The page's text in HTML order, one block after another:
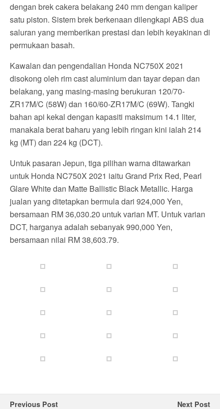
dengan brek cakera belakang 240 mm dengan kaliper
satu piston. Sistem brek berkenaan dilengkapi ABS dua
saluran yang memberikan prestasi dan lebih keyakinan di
permukaan basah.
Kawalan dan pengendalian Honda NC750X 2021
disokong oleh rim cast aluminium dan tayar depan dan
belakang, yang masing-masing berukuran 120/70-
ZR17M/C (58W) dan 160/60-ZR17M/C (69W). Tangki
bahan api kekal dengan kapasiti maksimum 14.1 liter,
manakala berat baharu yang lebih ringan kini ialah 214
kg (MT) dan 224 kg (DCT).
Untuk pasaran Jepun, tiga pilihan warna ditawarkan
untuk Honda NC750X 2021 iaitu Grand Prix Red, Pearl
Glare White dan Matte Ballistic Black Metallic. Harga
jualan yang ditetapkan bermula dari 924,000 Yen,
bersamaan RM 36,030.20 untuk varian MT. Untuk varian
DCT, harganya adalah sebanyak 990,000 Yen,
bersamaan nilai RM 38,603.79.
Previous Post Next Post